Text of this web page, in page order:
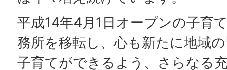
平成14年4月1日オープンの子育
務所を移転し、心も新たに地域
子育てができるよう、さらなる